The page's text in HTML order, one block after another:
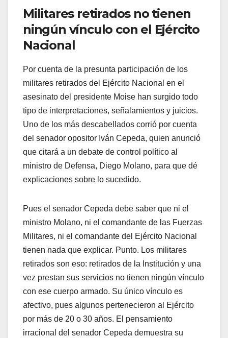
Militares retirados no tienen
ningún vínculo con el Ejército
Nacional
Por cuenta de la presunta participación de los
militares retirados del Ejército Nacional en el
asesinato del presidente Moise han surgido todo
tipo de interpretaciones, señalamientos y juicios.
Uno de los más descabellados corrió por cuenta
del senador opositor Iván Cepeda, quien anunció
que citará a un debate de control político al
ministro de Defensa, Diego Molano, para que dé
explicaciones sobre lo sucedido.
Pues el senador Cepeda debe saber que ni el
ministro Molano, ni el comandante de las Fuerzas
Militares, ni el comandante del Ejército Nacional
tienen nada que explicar. Punto. Los militares
retirados son eso: retirados de la Institución y una
vez prestan sus servicios no tienen ningún vínculo
con ese cuerpo armado. Su único vínculo es
afectivo, pues algunos pertenecieron al Ejército
por más de 20 o 30 años. El pensamiento
irracional del senador Cepeda demuestra su